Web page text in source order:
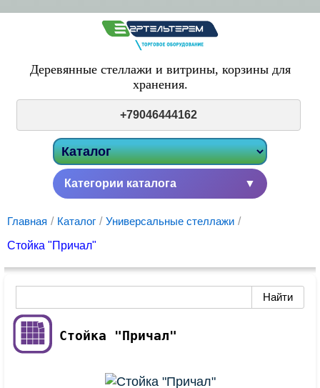
Деревянные стеллажи и витрины, корзины для
хранения.
+79046444162
Категории каталога ▼
Главная / Каталог / Универсальные стеллажи /
Стойка "Причал"
Стойка "Причал"